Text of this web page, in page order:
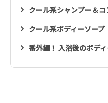
クール系シャンプー＆
クール系ボディーソープ
番外編！ 入浴後のボデ